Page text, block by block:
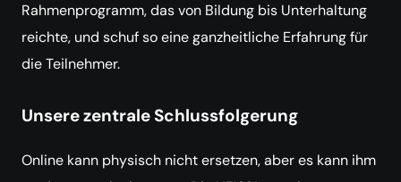
Rahmenprogramm, das von Bildung bis Unterhaltung
reichte, und schuf so eine ganzheitliche Erfahrung für
die Teilnehmer.
Unsere zentrale Schlussfolgerung
Online kann physisch nicht ersetzen, aber es kann ihm